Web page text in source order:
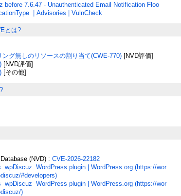
before 7.6.47 - Unauthenticated Email Notification Floo
| Advisories | VulnCheck
とは?
グ無しのリソースの割り当て(CWE-770) [NVD評価]
[NVD評価]
[その他]
(NVD) : CVE-2026-22182
wpDiscuz WordPress plugin | WordPress.org (https://wor
#developers)
wpDiscuz WordPress plugin | WordPress.org (https://wor
)